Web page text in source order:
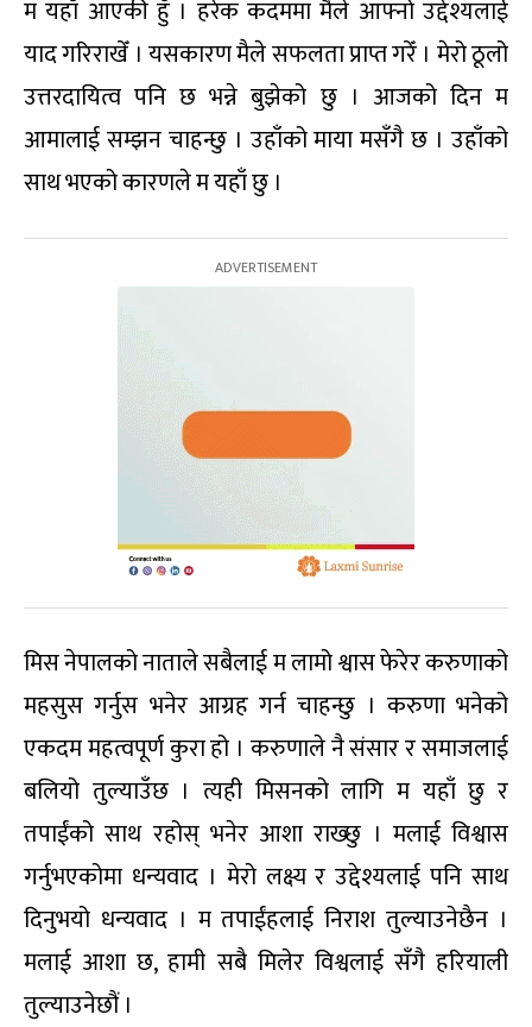
म यहाँ आएकी हुँ । हरेक कदममा मैले आफ्नो उद्देश्यलाई
याद गरिराखेँ । यसकारण मैले सफलता प्राप्त गरेँ । मेरो ठूलो
उत्तरदायित्व पनि छ भन्ने बुझेको छु । आजको दिन म
आमालाई सम्झन चाहन्छु । उहाँको माया मसँगै छ । उहाँको
साथ भएको कारणले म यहाँ छु ।
मिस नेपालको नाताले सबैलाई म लामो श्वास फेरेर करुणाको
महसुस गर्नुस भनेर आग्रह गर्न चाहन्छु । करुणा भनेको
एकदम महत्वपूर्ण कुरा हो । करुणाले नै संसार र समाजलाई
बलियो तुल्याउँछ । त्यही मिसनको लागि म यहाँ छु र
तपाईंको साथ रहोस् भनेर आशा राख्छु । मलाई विश्वास
गर्नुभएकोमा धन्यवाद । मेरो लक्ष्य र उद्देश्यलाई पनि साथ
दिनुभयो धन्यवाद । म तपाईंहलाई निराश तुल्याउनेछैन ।
मलाई आशा छ, हामी सबै मिलेर विश्वलाई सँगै हरियाली
तुल्याउनेछौं ।